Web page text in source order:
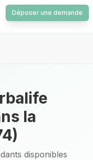
Déposer une demande
la
)
disponibles